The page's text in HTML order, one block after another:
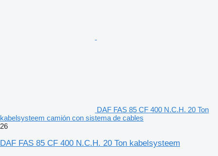
DAF FAS 85 CF 400 N.C.H. 20 Ton
kabelsysteem camión con sistema de cables
26
DAF FAS 85 CF 400 N.C.H. 20 Ton kabelsysteem